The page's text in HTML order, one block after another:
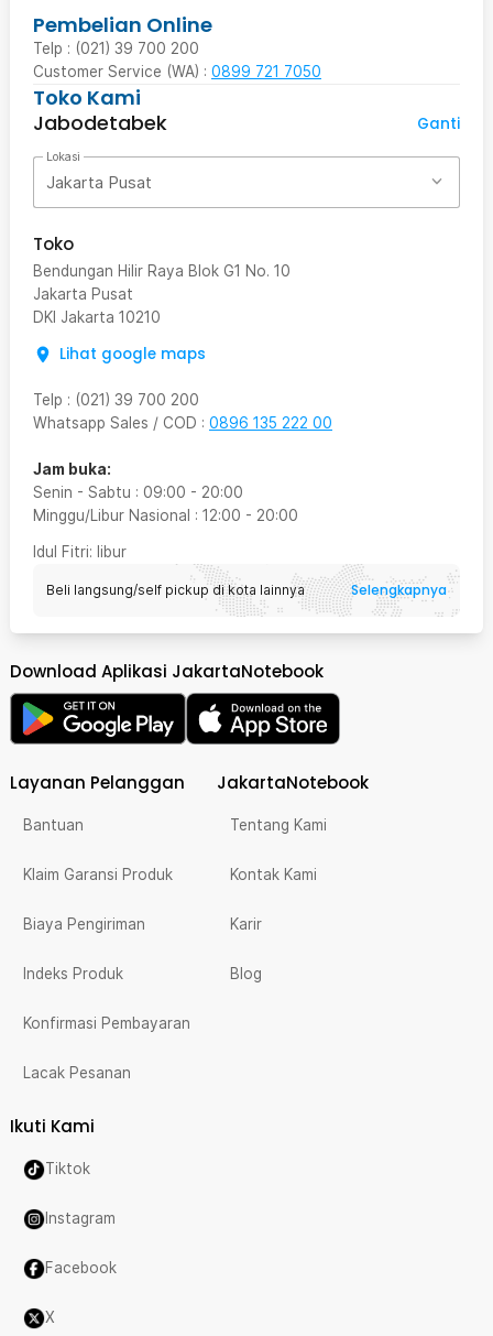
Pembelian Online
Telp : (021) 39 700 200
Customer Service (WA) : 0899 721 7050
Toko Kami
Jabodetabek
Ganti
Lokasi
Jakarta Pusat
Toko
Bendungan Hilir Raya Blok G1 No. 10
Jakarta Pusat
DKI Jakarta 10210
Lihat google maps
Telp : (021) 39 700 200
Whatsapp Sales / COD : 0896 135 222 00
Jam buka:
Senin - Sabtu : 09:00 - 20:00
Minggu/Libur Nasional : 12:00 - 20:00
Idul Fitri: libur
Beli langsung/self pickup di kota lainnya Selengkapnya
Download Aplikasi JakartaNotebook
Layanan Pelanggan
Bantuan
Klaim Garansi Produk
Biaya Pengiriman
Indeks Produk
Konfirmasi Pembayaran
Lacak Pesanan
JakartaNotebook
Tentang Kami
Kontak Kami
Karir
Blog
Ikuti Kami
Tiktok
Instagram
Facebook
X